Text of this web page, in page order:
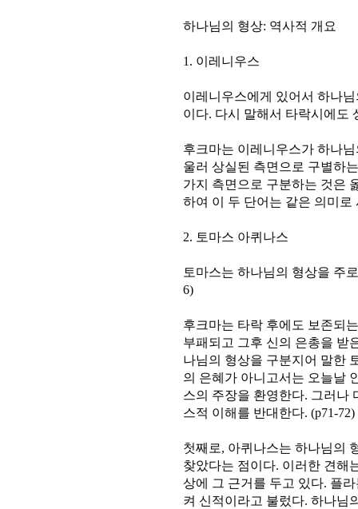
하나님의 형상: 역사적 개요
1. 이레니우스
이레니우스에게 있어서 하나
이다. 다시 말해서 타락시에도
후크마는 이레니우스가 하나
울러 상실된 측면으로 구별하
가지 측면으로 구분하는 것은
하여 이 두 단어는 같은 의미로
2. 토마스 아퀴나스
토마스는 하나님의 형상을 주
6)
후크마는 타락 후에도 보존되
부패되고 그후 신의 은총을 받
나님의 형상을 구분지어 말한
의 은혜가 아니고서는 오늘날
스의 주장을 환영한다. 그러나
스적 이해를 반대한다. (p71-72)
첫째로, 아퀴나스는 하나님의
찾았다는 점이다. 이러한 견해
상에 그 근거를 두고 있다. 플
켜 신적이라고 불렀다. 하나님